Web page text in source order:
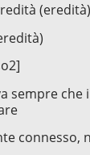
(eredità)
sempre che
connesso,